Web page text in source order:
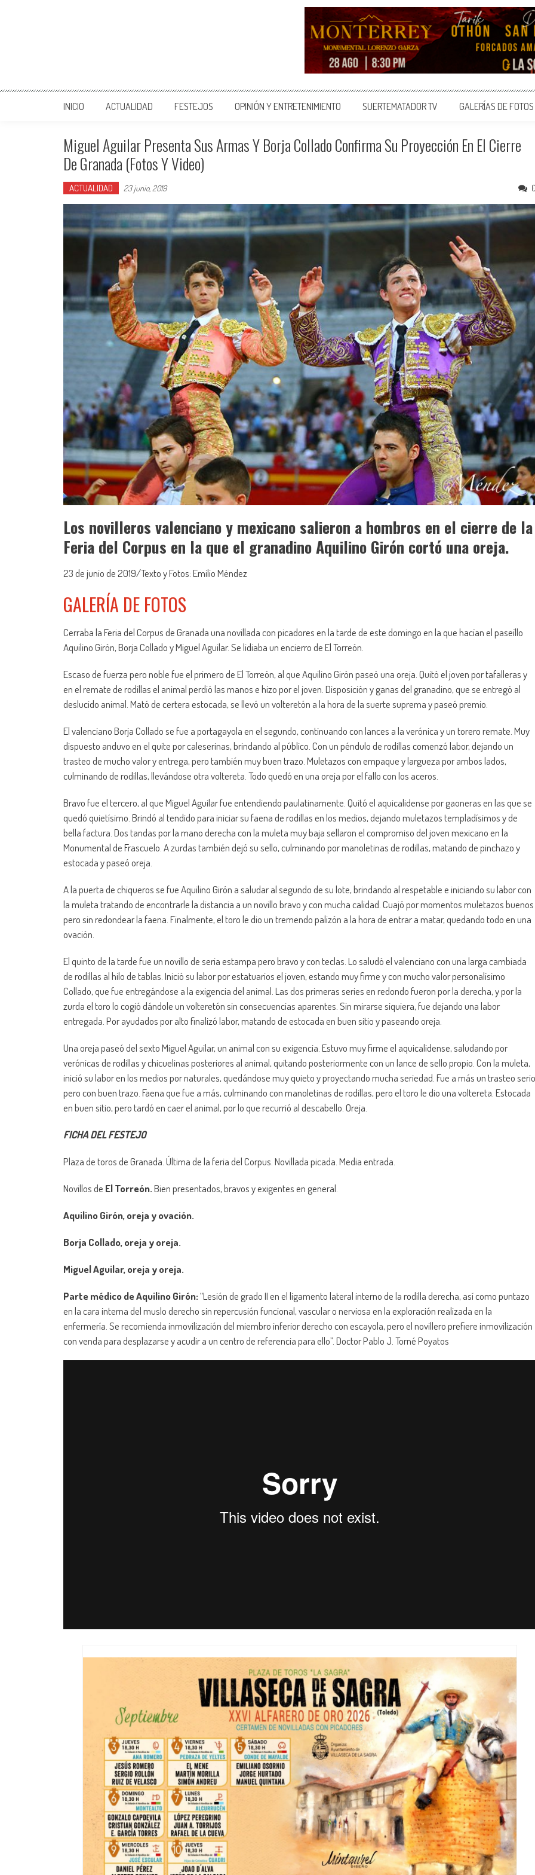
INICIO ACTUALIDAD FESTEJOS OPINIÓN Y ENTRETENIMIENTO SUERTEMATADOR TV GALERÍAS DE FOTOS
Miguel Aguilar Presenta Sus Armas Y Borja Collado Confirma Su Proyección En El Cierre
De Granada (Fotos Y Video)
ACTUALIDAD 23 junio, 2019
Los novilleros valenciano y mexicano salieron a hombros en el cierre de la
Feria del Corpus en la que el granadino Aquilino Girón cortó una oreja.
23 de junio de 2019/Texto y Fotos: Emilio Méndez
GALERÍA DE FOTOS
Cerraba la Feria del Corpus de Granada una novillada con picadores en la tarde de este domingo en la que hacían el paseíllo
Aquilino Girón, Borja Collado y Miguel Aguilar. Se lidiaba un encierro de El Torreón.
Escaso de fuerza pero noble fue el primero de El Torreón, al que Aquilino Girón paseó una oreja. Quitó el joven por tafalleras y
en el remate de rodillas el animal perdió las manos e hizo por el joven. Disposición y ganas del granadino, que se entregó al
deslucido animal. Mató de certera estocada, se llevó un volteretón a la hora de la suerte suprema y paseó premio.
El valenciano Borja Collado se fue a portagayola en el segundo, continuando con lances a la verónica y un torero remate. Muy
dispuesto anduvo en el quite por caleserinas, brindando al público. Con un péndulo de rodillas comenzó labor, dejando un
trasteo de mucho valor y entrega, pero también muy buen trazo. Muletazos con empaque y largueza por ambos lados,
culminando de rodillas, llevándose otra voltereta. Todo quedó en una oreja por el fallo con los aceros.
Bravo fue el tercero, al que Miguel Aguilar fue entendiendo paulatinamente. Quitó el aquicalidense por gaoneras en las que se
quedó quietísimo. Brindó al tendido para iniciar su faena de rodillas en los medios, dejando muletazos templadísimos y de
bella factura. Dos tandas por la mano derecha con la muleta muy baja sellaron el compromiso del joven mexicano en la
Monumental de Frascuelo. A zurdas también dejó su sello, culminando por manoletinas de rodillas, matando de pinchazo y
estocada y paseó oreja.
A la puerta de chiqueros se fue Aquilino Girón a saludar al segundo de su lote, brindando al respetable e iniciando su labor con
la muleta tratando de encontrarle la distancia a un novillo bravo y con mucha calidad. Cuajó por momentos muletazos buenos
pero sin redondear la faena. Finalmente, el toro le dio un tremendo palizón a la hora de entrar a matar, quedando todo en una
ovación.
El quinto de la tarde fue un novillo de seria estampa pero bravo y con teclas. Lo saludó el valenciano con una larga cambiada
de rodillas al hilo de tablas. Inició su labor por estatuarios el joven, estando muy firme y con mucho valor personalísimo
Collado, que fue entregándose a la exigencia del animal. Las dos primeras series en redondo fueron por la derecha, y por la
zurda el toro lo cogió dándole un volteretón sin consecuencias aparentes. Sin mirarse siquiera, fue dejando una labor
entregada. Por ayudados por alto finalizó labor, matando de estocada en buen sitio y paseando oreja.
Una oreja paseó del sexto Miguel Aguilar, un animal con su exigencia. Estuvo muy firme el aquicalidense, saludando por
verónicas de rodillas y chicuelinas posteriores al animal, quitando posteriormente con un lance de sello propio. Con la muleta,
inició su labor en los medios por naturales, quedándose muy quieto y proyectando mucha seriedad. Fue a más un trasteo serio
pero con buen trazo. Faena que fue a más, culminando con manoletinas de rodillas, pero el toro le dio una voltereta. Estocada
en buen sitio, pero tardó en caer el animal, por lo que recurrió al descabello. Oreja.
FICHA DEL FESTEJO
Plaza de toros de Granada. Última de la feria del Corpus. Novillada picada. Media entrada.
Novillos de El Torreón.Bien presentados, bravos y exigentes en general.
Aquilino Girón, oreja y ovación.
Borja Collado, oreja y oreja.
Miguel Aguilar, oreja y oreja.
Parte médico de Aquilino Girón:“Lesión de grado II en el ligamento lateral interno de la rodilla derecha, así como puntazo
en la cara interna del muslo derecho sin repercusión funcional, vascular o nerviosa en la exploración realizada en la
enfermería. Se recomienda inmovilización del miembro inferior derecho con escayola, pero el novillero prefiere inmovilización
con venda para desplazarse y acudir a un centro de referencia para ello”. Doctor Pablo J. Torné Poyatos